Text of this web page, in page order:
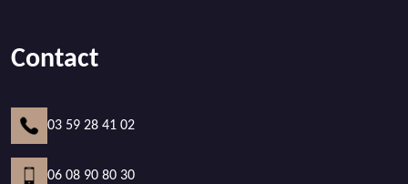
Contact
03 59 28 41 02
06 08 90 80 30